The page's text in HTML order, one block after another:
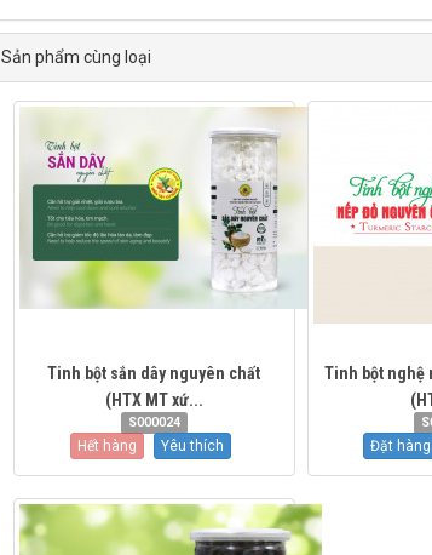
Sản phẩm cùng loại
Tinh bột sắn dây nguyên chất
(HTX MT xứ...
S000024
Hết hàng Yêu thích
Tinh bột nghệ
Đặt hàng